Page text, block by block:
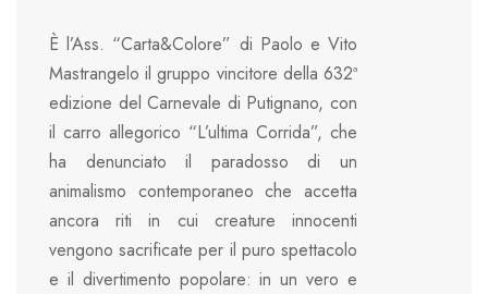
È l’Ass. “Carta&Colore” di Paolo e Vito
Mastrangelo il gruppo vincitore della 632ª
edizione del Carnevale di Putignano, con
il carro allegorico “L’ultima Corrida”, che
ha denunciato il paradosso di un
animalismo contemporaneo che accetta
ancora riti in cui creature innocenti
vengono sacrificate per il puro spettacolo
e il divertimento popolare: in un vero e